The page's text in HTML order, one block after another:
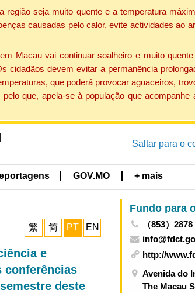
seja muito quente e a temperatura
causadas pelo calor, evite actividades ao
Macau vai continuar soalheiro e muito
devem evitar a permanência
que poderá provocar aguaceiros,
que, apela-se à população que
Saltar para o
GOV.MO + mais
繁 简 PT EN
e
conferências
deste
（853）
http://
Avenida do
The Macau